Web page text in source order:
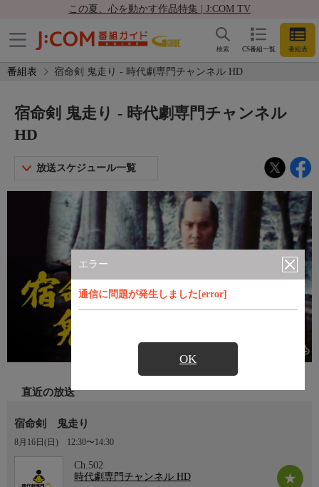
この夏、心を動かす作品特集 | J:COM TV
CS番組一覧 番組表
検索
番組表 宿命剣 鬼走り - 時代劇専門チャンネル HD
エラー
通信に問題が発生しました[error]
OK
宿命剣 鬼走り - 時代劇専門チャンネル
HD
放送スケジュール一覧
直近の放送
宿命剣 鬼走り
8月16日(日) 12:30〜14:30
Ch.502
時代劇専門チャンネル HD